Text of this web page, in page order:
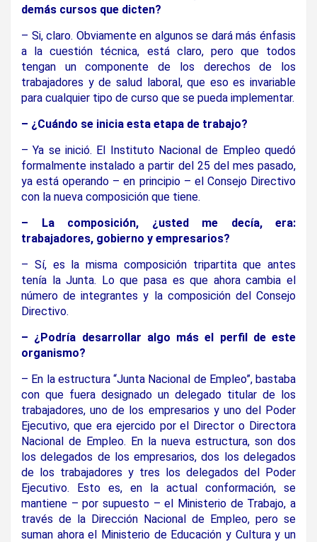
demás cursos que dicten?
– Si, claro. Obviamente en algunos se dará más énfasis
a la cuestión técnica, está claro, pero que todos
tengan un componente de los derechos de los
trabajadores y de salud laboral, que eso es invariable
para cualquier tipo de curso que se pueda implementar.
– ¿Cuándo se inicia esta etapa de trabajo?
– Ya se inició. El Instituto Nacional de Empleo quedó
formalmente instalado a partir del 25 del mes pasado,
ya está operando – en principio – el Consejo Directivo
con la nueva composición que tiene.
– La composición, ¿usted me decía, era:
trabajadores, gobierno y empresarios?
– Sí, es la misma composición tripartita que antes
tenía la Junta. Lo que pasa es que ahora cambia el
número de integrantes y la composición del Consejo
Directivo.
– ¿Podría desarrollar algo más el perfil de este
organismo?
– En la estructura “Junta Nacional de Empleo”, bastaba
con que fuera designado un delegado titular de los
trabajadores, uno de los empresarios y uno del Poder
Ejecutivo, que era ejercido por el Director o Directora
Nacional de Empleo. En la nueva estructura, son dos
los delegados de los empresarios, dos los delegados
de los trabajadores y tres los delegados del Poder
Ejecutivo. Esto es, en la actual conformación, se
mantiene – por supuesto – el Ministerio de Trabajo, a
través de la Dirección Nacional de Empleo, pero se
suman ahora el Ministerio de Educación y Cultura y un